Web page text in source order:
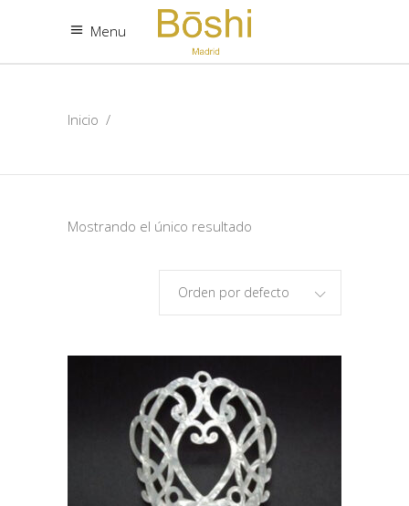
Menu
Inicio /
Mostrando el único resultado
Orden por defecto
PEINETAS DE NACAR CON
STRASS PARA NOVIA